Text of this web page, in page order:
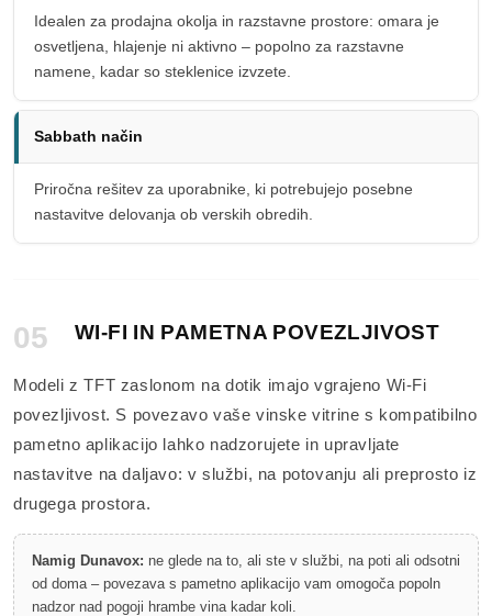
Idealen za prodajna okolja in razstavne prostore: omara je
osvetljena, hlajenje ni aktivno – popolno za razstavne
namene, kadar so steklenice izvzete.
Sabbath način
Priročna rešitev za uporabnike, ki potrebujejo posebne
nastavitve delovanja ob verskih obredih.
05 WI-FI IN PAMETNA POVEZLJIVOST
Modeli z TFT zaslonom na dotik imajo vgrajeno Wi-Fi
povezljivost. S povezavo vaše vinske vitrine s kompatibilno
pametno aplikacijo lahko nadzorujete in upravljate
nastavitve na daljavo: v službi, na potovanju ali preprosto iz
drugega prostora.
Namig Dunavox: ne glede na to, ali ste v službi, na poti ali odsotni
od doma – povezava s pametno aplikacijo vam omogoča popoln
nadzor nad pogoji hrambe vina kadar koli.